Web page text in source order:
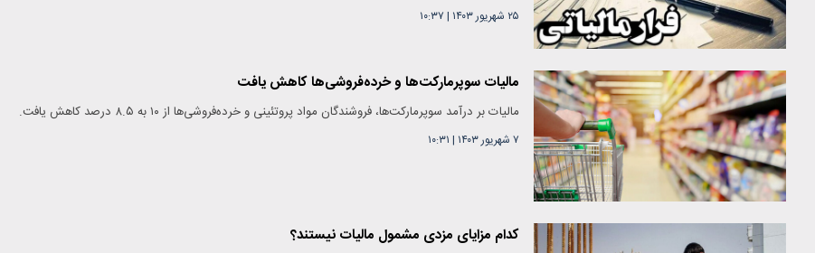
۲۵ شهریور ۱۴۰۳ | ۱۰:۳۷
مالیات سوپرمارکت‌ها و خرده‌فروشی‌ها کاهش یافت
مالیات بر درآمد سوپرمارکت‌ها، فروشندگان مواد پروتئینی و خرده‌فروشی‌ها از ۱۰ به ۸.۵ درصد کاهش یافت.
۷ شهریور ۱۴۰۳ | ۱۰:۳۱
کدام مزایای مزدی مشمول مالیات نیستند؟